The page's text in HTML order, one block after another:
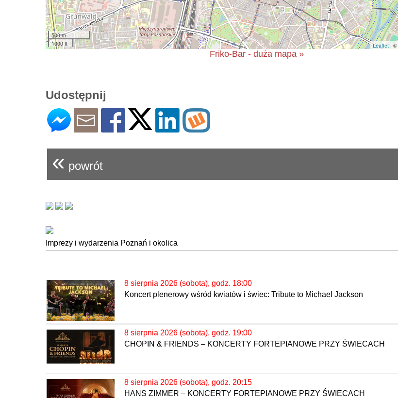
500 m
1000 ft
Leaflet| ©
Friko-Bar - duża mapa »
Udostępnij
« powrót
Imprezy i wydarzenia Poznań i okolica
8 sierpnia 2026 (sobota), godz. 18:00
Koncert plenerowy wśród kwiatów i świec: Tribute to Michael Jackson
8 sierpnia 2026 (sobota), godz. 19:00
CHOPIN & FRIENDS – KONCERTY FORTEPIANOWE PRZY ŚWIECACH
8 sierpnia 2026 (sobota), godz. 20:15
HANS ZIMMER – KONCERTY FORTEPIANOWE PRZY ŚWIECACH